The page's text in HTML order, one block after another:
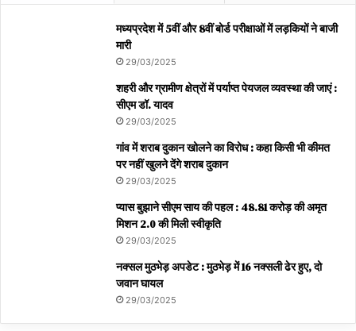
मध्यप्रदेश में 5वीं और 8वीं बोर्ड परीक्षाओं में लड़कियों ने बाजी
मारी
29/03/2025
शहरी और ग्रामीण क्षेत्रों में पर्याप्त पेयजल व्यवस्था की जाएं :
सीएम डॉ. यादव
29/03/2025
गांव में शराब दुकान खोलने का विरोध : कहा किसी भी कीमत
पर नहीं खुलने देंगे शराब दुकान
29/03/2025
प्यास बुझाने सीएम साय की पहल : 48.81 करोड़ की अमृत
मिशन 2.0 की मिली स्वीकृति
29/03/2025
नक्सल मुठभेड़ अपडेट : मुठभेड़ में 16 नक्सली ढेर हुए, दो
जवान घायल
29/03/2025